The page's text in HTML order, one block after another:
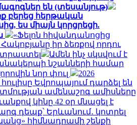
են (տեսանյութ)
բերեց հերթական
ես միայն կորցրեցի.
«Ֆելոն հիվանդանոցից
իր ձեռքով որդու
Ամեն ինչ սկսվում է
նշանների համար
նոր փուլ
2026
Եվրոպայում դարձել են
ամենաշոգ ամիսները
կինը 42 օր մնացել է
դեպք՝ Երևանում․ կոտրել
հիմնադրամի շենքի